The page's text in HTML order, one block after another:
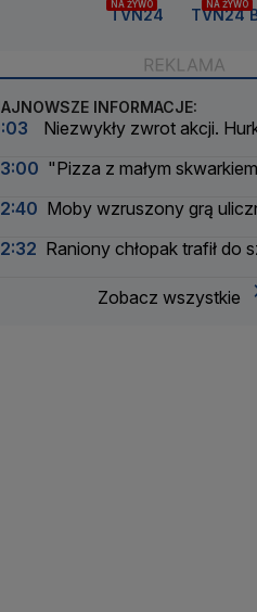
NA ŻYWO
TVN24
NA ŻYWO
TVN24
INFORMACJE:
Niezwykły zwrot akcji.
"Pizza z małym
Moby wzruszony grą
Raniony chłopak trafił do
Zobacz wszystkie